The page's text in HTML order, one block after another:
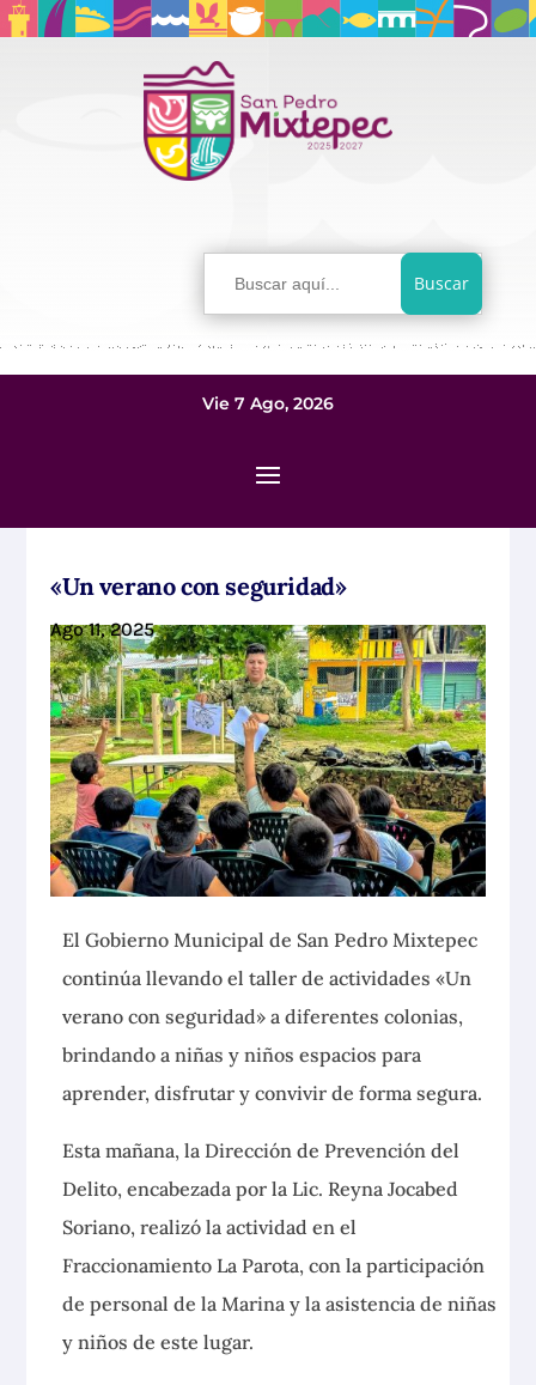
Buscar:
Vie 7 Ago, 2026
«Un verano con seguridad»
Ago 11, 2025
El Gobierno Municipal de San Pedro Mixtepec
continúa llevando el taller de actividades «Un
verano con seguridad» a diferentes colonias,
brindando a niñas y niñosespacios para
aprender, disfrutar y convivir de forma segura.
Esta mañana, la Dirección de Prevención del
Delito, encabezada por la Lic. Reyna Jocabed
Soriano, realizó la actividad en el
Fraccionamiento La Parota, con la participación
de personal de la Marina y la asistencia de niñas
y niños de este lugar.